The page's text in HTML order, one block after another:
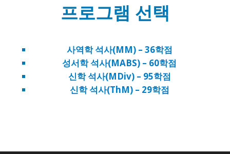
프로그램 선택
사역학 석사(MM) – 36학점
성서학 석사(MABS) – 60학점
신학 석사(MDiv) – 95학점
신학 석사(ThM) – 29학점